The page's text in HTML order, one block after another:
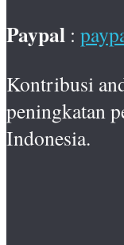
Paypal :
Kontribusi
peningkatan
Indonesia.